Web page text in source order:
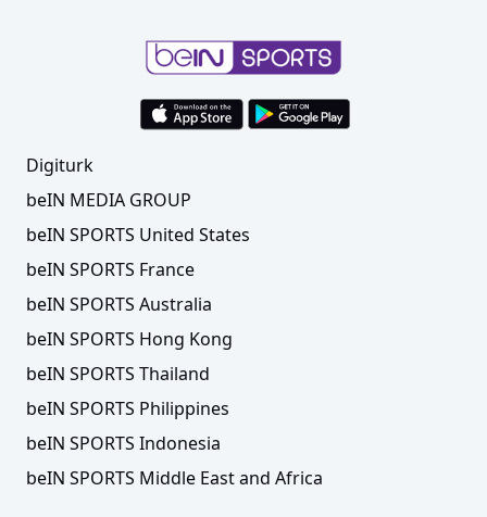
Digiturk
beIN MEDIA GROUP
beIN SPORTS United States
beIN SPORTS France
beIN SPORTS Australia
beIN SPORTS Hong Kong
beIN SPORTS Thailand
beIN SPORTS Philippines
beIN SPORTS Indonesia
beIN SPORTS Middle East and Africa